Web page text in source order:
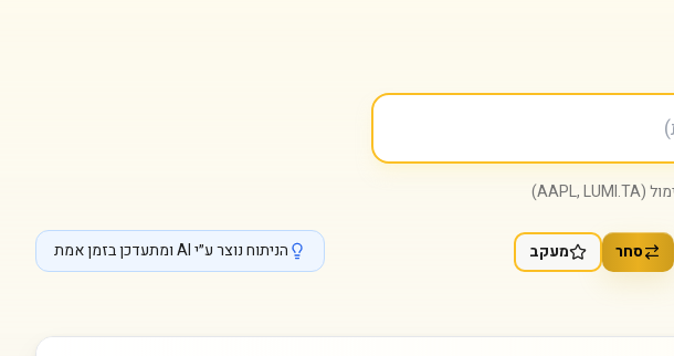
סחר מעקב הניתוח נוצר ע״י AI ומתעדכן בזמן אמת